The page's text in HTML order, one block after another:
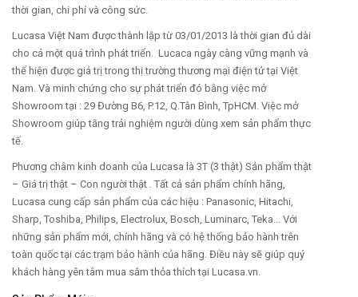
thời gian, chi phí và công sức.
Lucasa Việt Nam được thành lập từ 03/01/2013 là thời gian đủ dài
cho cả một quá trình phát triển. Lucaca ngày càng vững mạnh và
thể hiện được giá trị trong thị trường thương mại điện tử tại Việt
Nam. Và minh chứng cho sự phát triển đó bằng việc mở
Showroom tại : 29 Đường B6, P.12, Q.Tân Bình, TpHCM. Việc mở
Showroom giúp tăng trải nghiệm người dùng xem sản phẩm thực
tế.
Phương châm kinh doanh của Lucasa là 3T (3 thật) Sản phẩm thật
– Giá trị thật – Con người thật . Tất cả sản phẩm chính hãng,
Lucasa cung cấp sản phẩm của các hiệu : Panasonic, Hitachi,
Sharp, Toshiba, Philips, Electrolux, Bosch, Luminarc, Teka... Với
những sản phẩm mới, chính hãng và có hệ thống bảo hành trên
toàn quốc tại các trạm bảo hành của hãng. Điều này sẽ giúp quý
khách hàng yên tâm mua sắm thỏa thích tại Lucasa.vn.